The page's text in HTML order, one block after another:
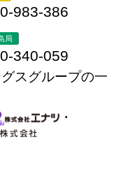
983-386
局
340-059
スグループの一
・